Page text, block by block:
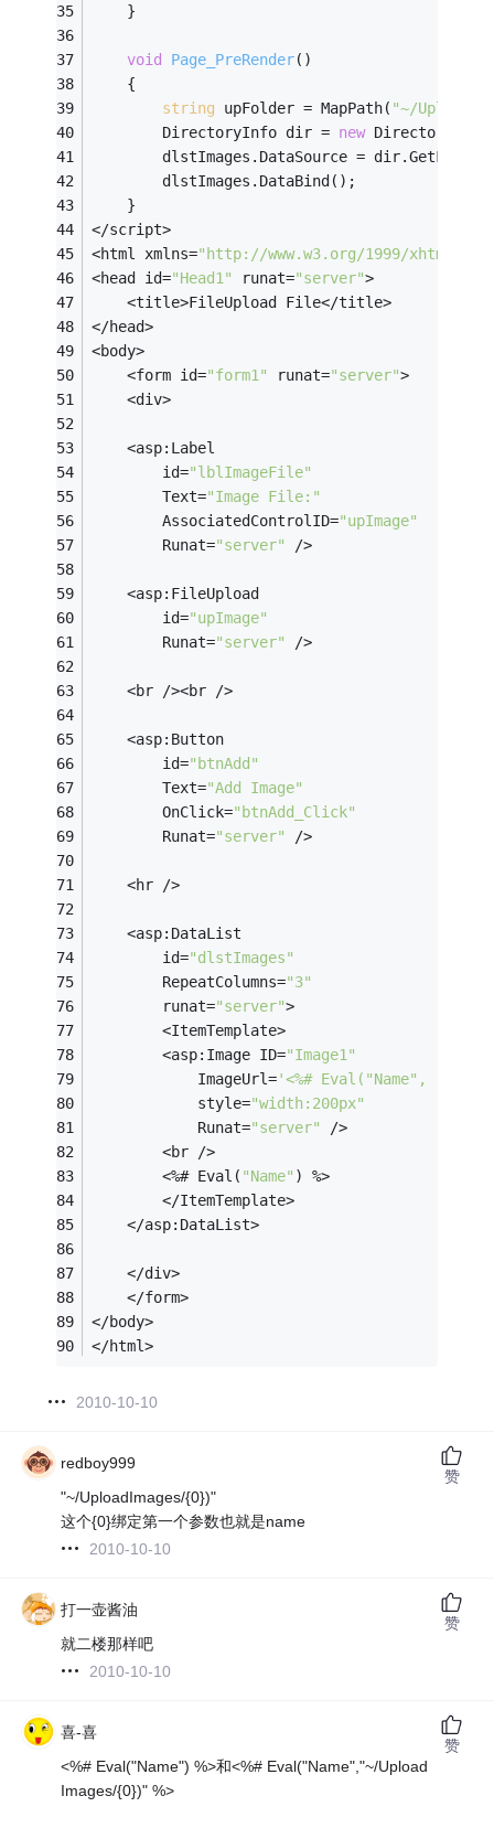
    }
void Page_PreRender()
    {
string upFolder = MapPath( "~/
        DirectoryInfo dir =
new
        dlstImages.DataSource = dir.GetFiles
        dlstImages.DataBind();
    }
</script>
<html xmlns="http://www.w3.org/1999/xhtml"
<head id="Head1" runat="server">
    <title>FileUpload File</title>
</head>
<body>
    <form id=
"form1" runat="server">
    <div>
    <asp:Label
        id=
"lblImageFile"
        Text=
"Image File:"
        AssociatedControlID=
"upImage"
        Runat=
"server" />
    <asp:FileUpload
        id=
"upImage"
        Runat=
"server" />
    <br /><br />
    <asp:Button
        id=
"btnAdd"
        Text=
"Add Image"
        OnClick=
"btnAdd_Click"
        Runat=
"server" />
    <hr />
    <asp:DataList
        id=
"dlstImages"
        RepeatColumns=
"3"
        runat=
"server">
        <ItemTemplate>
        <asp:Image ID=
"Image1"
            ImageUrl=
'<%# Eval("Name", "~/
            style=
"width:200px"
            Runat=
"server"
/>
        <br />
        <%# Eval(
"Name" ) %>
        </ItemTemplate>
    </asp:DataList>
    </div>
    </form>
</body>
</html>
2010-10-10
redboy999
"~/UploadImages/{0})"
这个{0}绑定第一个参数也就是name
2010-10-10
赞
打一壶酱油
就二楼那样吧
2010-10-10
赞
喜-喜
<%# Eval("Name") %>和<%# Eval("Name","~/Upload
Images/{0})" %>
赞